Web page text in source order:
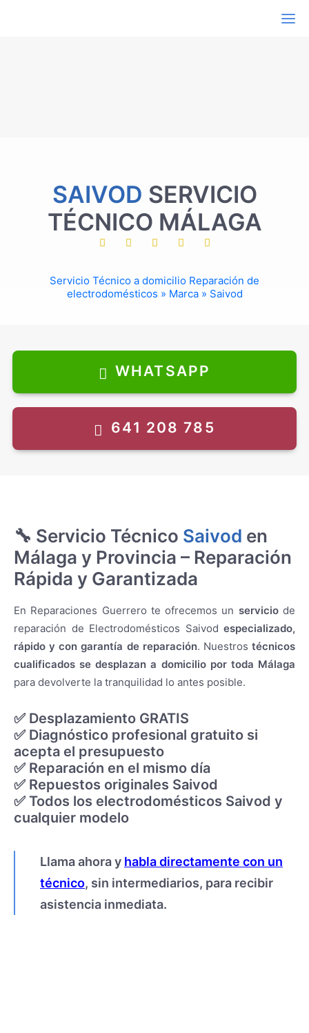
Aspes
Beko
Bluesky
Carrier
Daitsu
Fagor
Hisense
Johnson
Kunft
LG
Liebherr
Lynx
Miele
Mitsubishi
Neff
New Pol
Otsein
Panasonic
Pando
Samsung
Siemens
Smeg
Taurus
Teka
Whirlpool
Zanussi
Áreas de servicio
Alhaurín de la Torre
Benalmádena
Coín
Fuengirola
Guaro
SAIVOD SERVICIO
TÉCNICO MÁLAGA
Servicio Técnico a domicilio Reparación de
electrodomésticos » Marca» Saivod
WHATSAPP
641 208 785
🔧 Servicio Técnico Saivod en
Málaga y Provincia – Reparación
Rápida y Garantizada
En Reparaciones Guerrero te ofrecemos un serviciode
reparación de Electrodomésticos Saivod especializado,
rápido y con garantía de reparación. Nuestrostécnicos
cualificados se desplazan a domicilio por toda Málaga
para devolverte la tranquilidad lo antes posible.
✅ Desplazamiento GRATIS
✅ Diagnóstico profesional gratuito si
acepta el presupuesto
✅ Reparación en el mismo día
✅ Repuestos originales Saivod
✅ Todos los electrodomésticos Saivod y
cualquier modelo
Llama ahora y habla directamente con un
técnico, sin intermediarios, para recibir
asistencia inmediata.